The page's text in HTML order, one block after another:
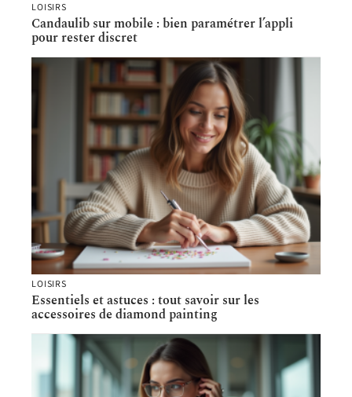
LOISIRS
Candaulib sur mobile : bien paramétrer l’appli
pour rester discret
LOISIRS
Essentiels et astuces : tout savoir sur les
accessoires de diamond painting